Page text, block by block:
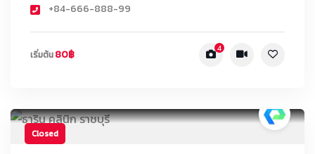
+84-666-888-99
เริ่มต้น80฿ 4
Closed